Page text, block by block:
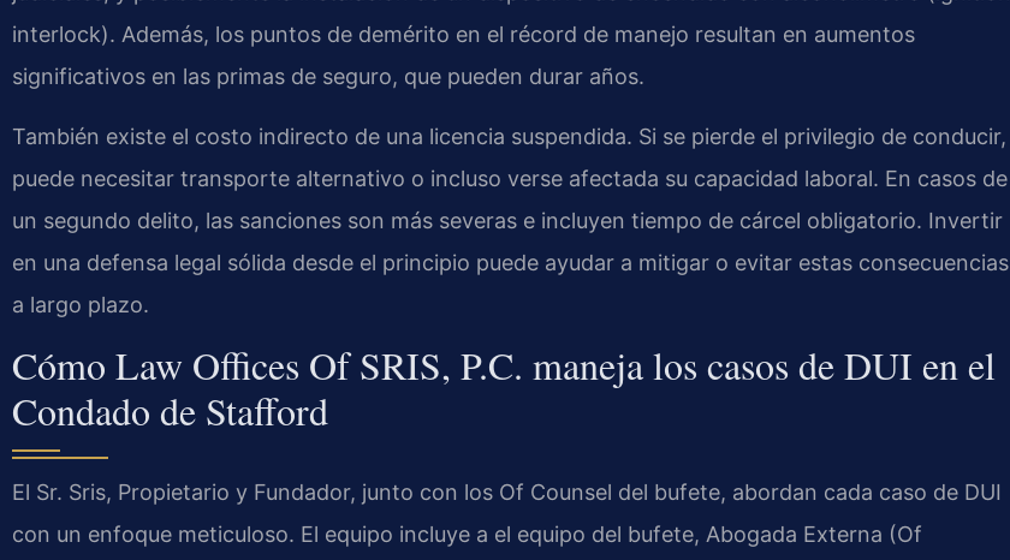
interlock). Además, los puntos de demérito en el récord de manejo resultan en aumentos
significativos en las primas de seguro, que pueden durar años.
También existe el costo indirecto de una licencia suspendida. Si se pierde el privilegio de conducir,
puede necesitar transporte alternativo o incluso verse afectada su capacidad laboral. En casos de
un segundo delito, las sanciones son más severas e incluyen tiempo de cárcel obligatorio. Invertir
en una defensa legal sólida desde el principio puede ayudar a mitigar o evitar estas consecuencias
a largo plazo.
Cómo Law Offices Of SRIS, P.C. maneja los casos de DUI en el
Condado de Stafford
El Sr. Sris, Propietario y Fundador, junto con los Of Counsel del bufete, abordan cada caso de DUI
con un enfoque meticuloso. El equipo incluye a el equipo del bufete, Abogada Externa (Of